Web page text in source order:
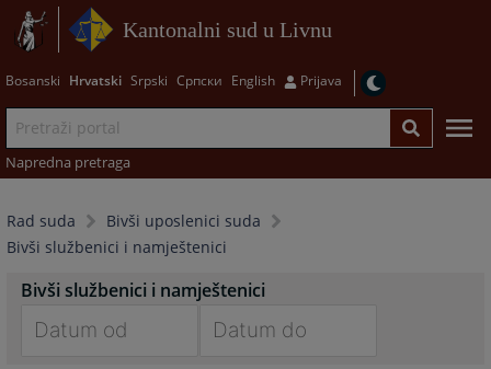
Kantonalni sud u Livnu
Bosanski Hrvatski Srpski Српски English Prijava
Napredna pretraga
Rad suda
Bivši uposlenici suda
Bivši službenici i namještenici
Bivši službenici i namještenici